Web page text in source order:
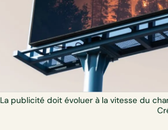
La publicité doit évoluer à la vitesse du